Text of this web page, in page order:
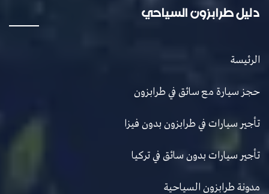
دليل طرابزون السياحي
الرئيسة
حجز سيارة مع سائق في طرابزون
تأجير سيارات في طرابزون بدون فيزا
تأجير سيارات بدون سائق في تركيا
مدونة طرابزون السياحية